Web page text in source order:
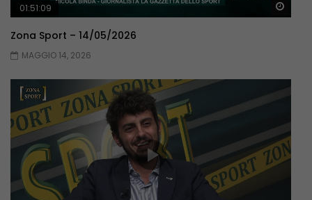
01:51:09
Zona Sport – 14/05/2026
MAGGIO 14, 2026